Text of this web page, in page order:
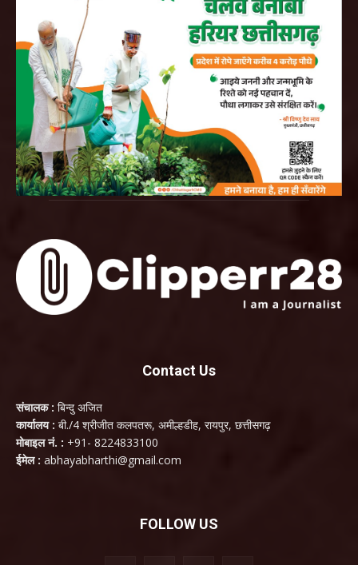
Contact Us
संचालक : बिन्दु अजित
कार्यालय : बी./4 श्रीजीत कलपतरू, अमील्हडीह, रायपुर, छत्तीसगढ़
मोबाइल नं. : +91- 8224833100
ईमेल : abhayabharthi@gmail.com
FOLLOW US